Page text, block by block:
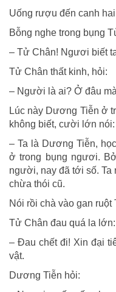
Uống rượu đến canh
Bỗng nghe trong bụng
– Tử Chân! Ngươi biết
Tử Chân thất kinh, hỏi:
– Người là ai? Ở đâu
Lúc này Dương Tiễn ở
không biết, cười lớn nói:
– Ta là Dương Tiễn,
ở trong bụng ngươi.
người, nay đã tới số.
chừa thói cũ.
Nói rồi chà vào gan ruột
Tử Chân đau quá la lớn:
– Ðau chết đi! Xin đại
vật.
Dương Tiễn hỏi: